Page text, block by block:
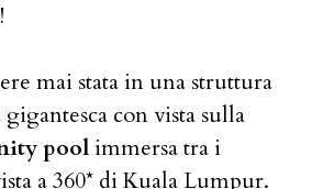
mai stata in una struttura
con vista sulla
pool immersa tra i
a 360* di Kuala Lumpur.